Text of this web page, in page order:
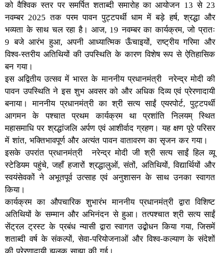
को वैश्विक स्तर पर समर्पित शताब्दी समारोह का आयोजन 13 से 23
नवम्बर 2025 तक परम पावन पुट्टपर्थी धाम में बड़े हर्ष, श्रद्धा और
भव्यता के साथ चल रहा है। आज, 19 नवम्बर का कार्यक्रम, जो प्रातः
9 बजे आरंभ हुआ, अपनी आध्यात्मिक ऊँचाइयों, राष्ट्रीय गरिमा और
विश्व-स्तरीय अतिथियों की उपस्थिति के कारण विशेष रूप से ऐतिहासिक
बन गया।
इस अद्वितीय उत्सव में भारत के माननीय प्रधानमंत्री नरेन्द्र मोदी की
पावन उपस्थिति ने इस शुभ अवसर को और अधिक दिव्य एवं प्रेरणादायी
बनाया। माननीय प्रधानमंत्री का श्री सत्य साईं एयरपोर्ट, पुट्टपर्थी
आगमन के पश्चात प्रथम कार्यक्रम था प्रशांति निलयम् स्थित
महासमाधि पर श्रद्धांजलि अर्पण एवं आशीर्वाद ग्रहण। यह क्षण पूरे परिसर
में शांत, भक्तिभावपूर्ण और अत्यंत पावन वातावरण का सृजन कर गया।
इसके उपरांत प्रधानमंत्री नरेन्द्र मोदी जी श्री सत्य साईं हिल व्यू
स्टेडियम पहुंचे, जहाँ हजारों श्रद्धालुओं, संतों, अतिथियों, विद्यार्थियों और
स्वयंसेवकों ने अभूतपूर्व उत्साह एवं अनुशासन के साथ उनका स्वागत
किया।
कार्यक्रम का औपचारिक शुभारंभ माननीय प्रधानमंत्री द्वारा विशिष्ट
अतिथियों के सम्मान और अभिनंदन से हुआ। तत्पश्चात श्री सत्य साईं
सेंट्रल ट्रस्ट के प्रबंध न्यासी द्वारा स्वागत उद्बोधन किया गया, जिसमें
शताब्दी वर्ष के संकल्पों, सेवा-परियोजनाओं और विश्व-कल्याण के संदेशों